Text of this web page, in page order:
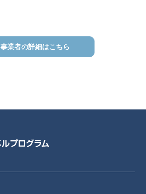
事業者の詳細はこちら